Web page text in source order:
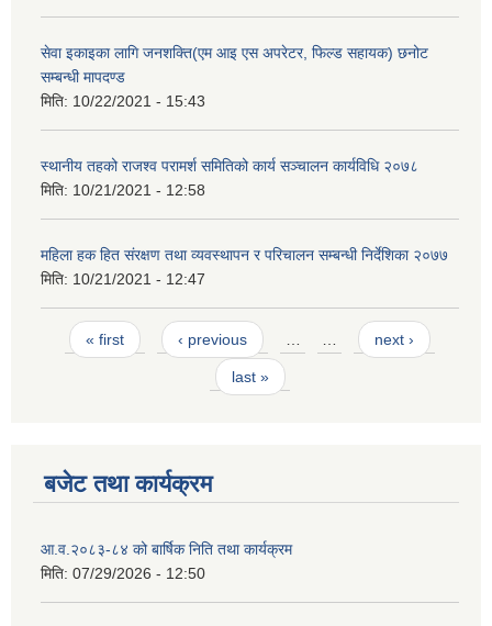
सेवा इकाइका लागि जनशक्ति(एम आइ एस अपरेटर, फिल्ड सहायक) छनोट
सम्बन्धी मापदण्ड
मिति: 10/22/2021 - 15:43
स्थानीय तहको राजश्व परामर्श समितिको कार्य सञ्चालन कार्यविधि २०७८
मिति: 10/21/2021 - 12:58
महिला हक हित संरक्षण तथा व्यवस्थापन र परिचालन सम्बन्धी निर्देशिका २०७७
मिति: 10/21/2021 - 12:47
Pages
« first ‹ previous next ›
last »
बजेट तथा कार्यक्रम
आ.व.२०८३-८४ को बार्षिक निति तथा कार्यक्रम
मिति: 07/29/2026 - 12:50